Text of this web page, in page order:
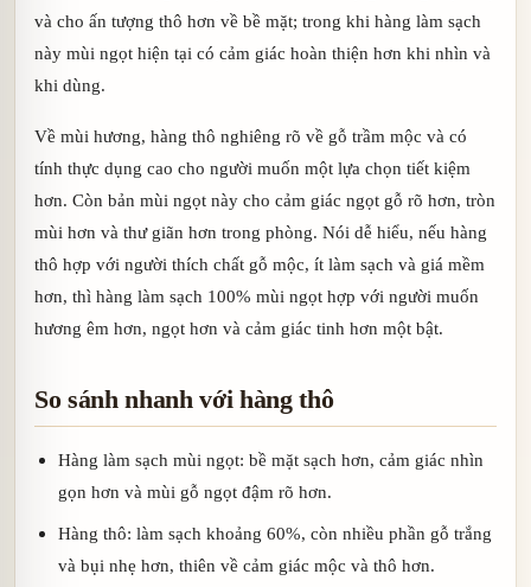
và cho ấn tượng thô hơn về bề mặt; trong khi hàng làm sạch
này mùi ngọt hiện tại có cảm giác hoàn thiện hơn khi nhìn và
khi dùng.
Về mùi hương, hàng thô nghiêng rõ về gỗ trầm mộc và có
tính thực dụng cao cho người muốn một lựa chọn tiết kiệm
hơn. Còn bản mùi ngọt này cho cảm giác ngọt gỗ rõ hơn, tròn
mùi hơn và thư giãn hơn trong phòng. Nói dễ hiểu, nếu hàng
thô hợp với người thích chất gỗ mộc, ít làm sạch và giá mềm
hơn, thì hàng làm sạch 100% mùi ngọt hợp với người muốn
hương êm hơn, ngọt hơn và cảm giác tinh hơn một bật.
So sánh nhanh với hàng thô
Hàng làm sạch mùi ngọt: bề mặt sạch hơn, cảm giác nhìn
gọn hơn và mùi gỗ ngọt đậm rõ hơn.
Hàng thô: làm sạch khoảng 60%, còn nhiều phần gỗ trắng
và bụi nhẹ hơn, thiên về cảm giác mộc và thô hơn.